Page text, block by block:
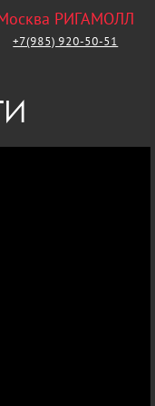
РИГАМОЛЛ
+7(985) 920-50-51